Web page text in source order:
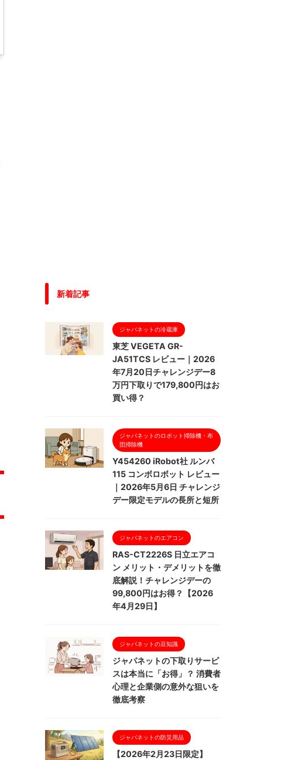
新着記事
ジャパネットの冷蔵庫
東芝 VEGETA GR-
JA51TCS レビュー｜2026
年7月20日チャレンジデー8
万円下取りで179,800円はお
買い得？
ジャパネットのロボット掃除機・布
団掃除機
Y454260 iRobot社 ルンバ
115 コンボロボット レビュー
｜2026年5月6日 チャレンジ
デー限定モデルの長所と短所
ジャパネットのエアコン
RAS-CT2226S 日立エアコ
ン メリット・デメリットを徹
底解説！チャレンジデーの
99,800円はお得？【2026
年4月29日】
ジャパネットの豆知識
ジャパネットの下取りサービ
スは本当に「お得」？ 消費者
心理と企業側の意外な狙いを
徹底考察
ジャパネットの防災用品
【2026年2月23日限定】